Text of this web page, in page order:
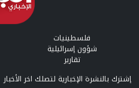
فلسطينيات
شؤون إسرائيلية
تقارير
إشترك بالنشرة الإخبارية لتصلك اخر الأخبار